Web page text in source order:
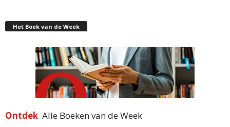
Het Boek van de Week
Ontdek Alle Boeken van de Week